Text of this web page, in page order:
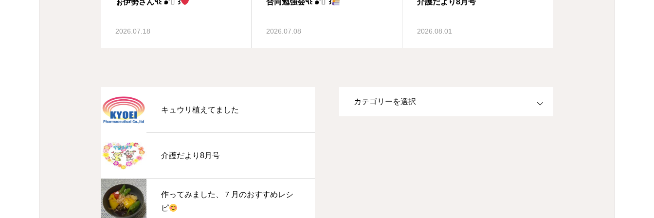
ぉ伊勢さん٩꒰ ๑′◡͐`꒱
2026.07.18
合同勉強会٩꒰ ๑′◡͐`꒱
2026.07.08
介護だより8月号
2026.08.01
キュウリ植えてました
介護だより8月号
作ってみました、７月のおすすめレシ
ピ